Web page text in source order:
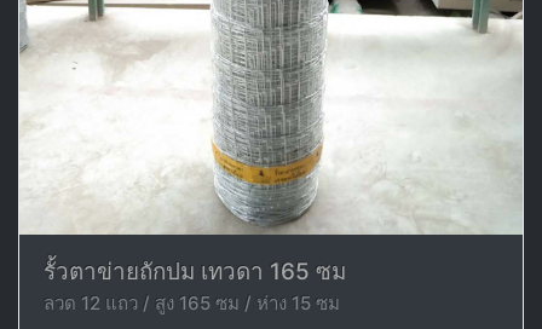
รั้วตาข่ายถักปม เทวดา 165 ซม
ลวด 12 แถว / สูง 165 ซม / ห่าง 15 ซม